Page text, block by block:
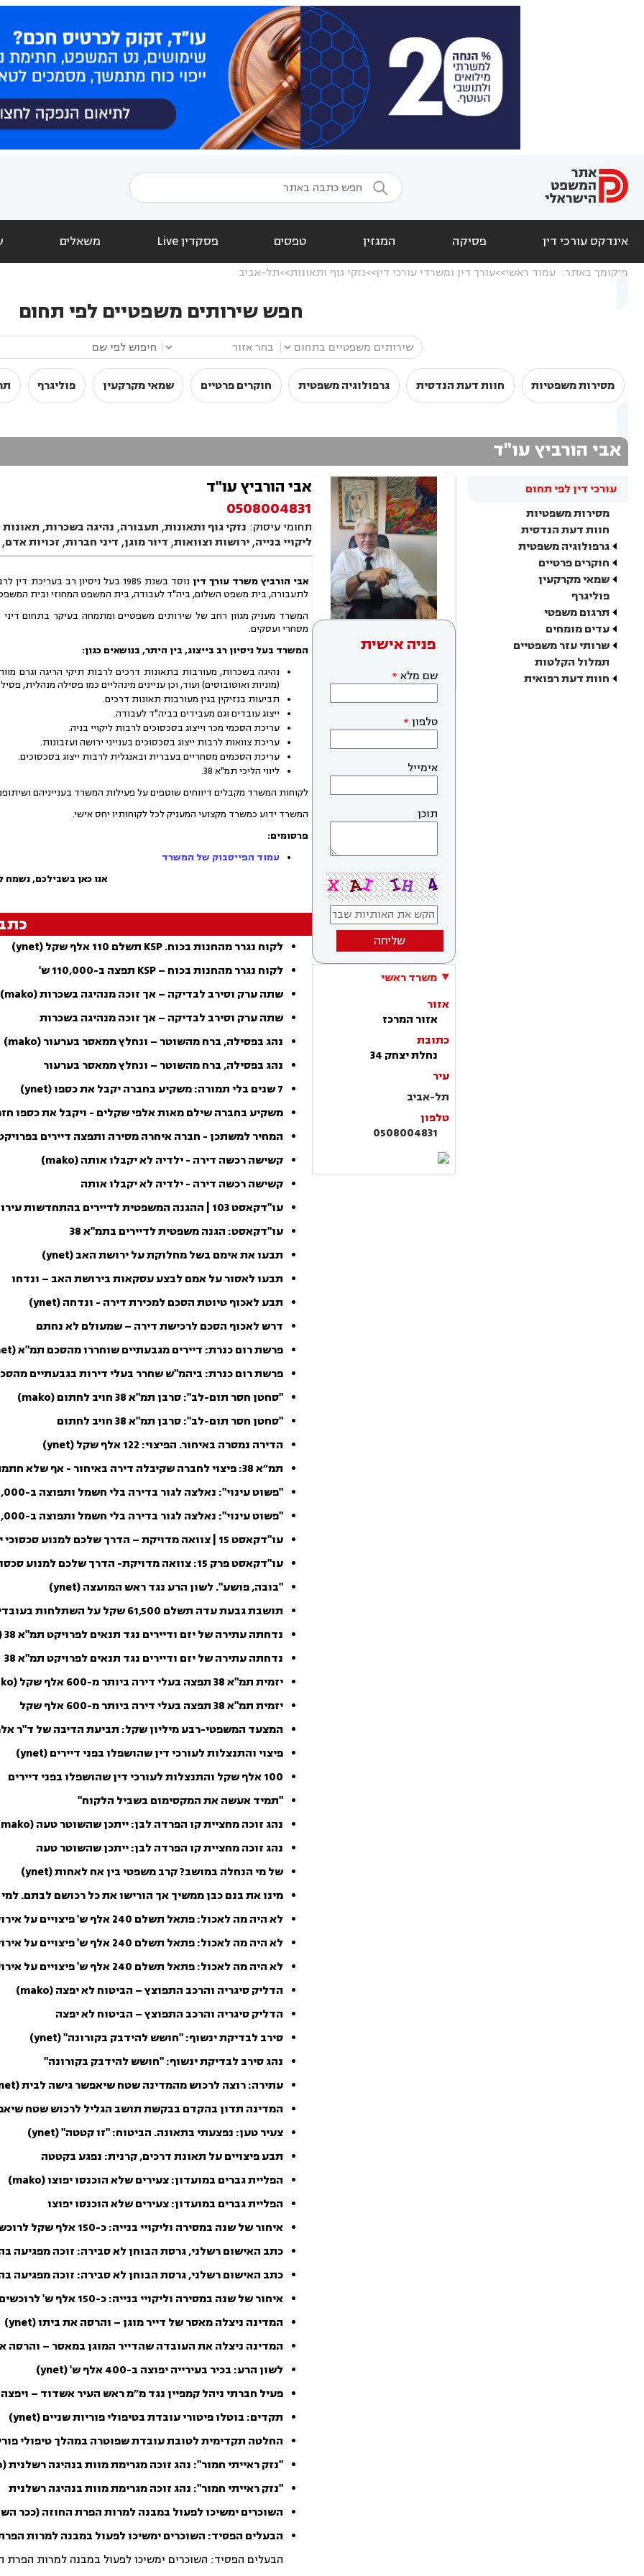

אינדקס עורכי דין פסיקה המגזין טפסים פסקדין Live משאלים
מיקומך באתר: עמוד ראשי עורך דין ומשרדי עורכי דין נזקי גוף ותאונות תל-אביב
חפש שירותים משפטיים לפי תחום
מסירות משפטיות חוות דעת הנדסית גרפולוגיה משפטית חוקרים פרטיים שמאי מקרקעין פוליגרף
אבי הורביץ עו"ד
עורכי דין לפי תחום
מסירות משפטיות
חוות דעת הנדסית
גרפולוגיה משפטית
חוקרים פרטיים
שמאי מקרקעין
פוליגרף
תרגום משפטי
עדים מומחים
שרותי עזר משפטיים
תמלול הקלטות
חוות דעת רפואית
פניה אישית
שם מלא
טלפון
אימייל
תוכן
שליחה
משרד ראשי
אזור
אזור המרכז
כתובת
נחלת יצחק 34
עיר
תל-אביב
טלפון
0508004831
אבי הורביץ עו"ד
0508004831
תחומי עיסוק: נזקי גוף ותאונות, תעבורה, נהיגה בשכרות, תאונות
ליקויי בנייה,ירושות וצוואות, דיור מוגן, דיני חברות, זכויות אדם,
אבי הורביץ משרד עורך דין
נוסד בשנת 1985 בעל ניסיון רב
לתעבורה, בית משפט השלום, ביה"ד לעבודה, בית המשפט המחוזי ובית המשפט
המשרד מעניק מגוון רחב של שירותים משפטיים ומתמחה בעיקר בתחום דיני
מסחרי ועסקים.
המשרד בעל ניסיון רב בייצוג, בין היתר, בנושאים כגון:
נהיגה בשכרות, מעורבות בתאונות דרכים לרבות תיקי הריגה וגרם
(מוניות ואוטובוסים) ועוד, וכן עניינים מינהליים כמו פסילה
תביעות בנזיקין בגין מעורבות תאונות דרכים.
ייצוג עובדים וגם מעבידים בביה"ד לעבודה.
עריכת הסכמי מכר וייצוג בסכסוכים לרבות ליקויי בניה.
עריכת צוואות לרבות ייצוג בסכסוכים בענייני ירושה ועזבונות.
עריכת הסכמים מסחריים בעברית ובאנגלית לרבות ייצוג בסכסוכים.
ליווי הליכי תמ"א 38.
לקוחות המשרד מקבלים דיווחים שוטפים על פעילות המשרד בענייניהם
המשרד ידוע כמשרד מקצועי המעניק לכל לקוחותיו יחס אישי.
פרסומים:
עמוד הפייסבוק של המשרד
אנו כאן בשבילכם,
לקוח נגרר מהחנות בכוח. KSP תשלם 110 אלף שקל (ynet)
לקוח נגרר מהחנות בכוח – KSP תפצה ב-110,000 ש'
שתה ערק וסירב לבדיקה – אך זוכה מנהיגה בשכרות (mako)
שתה ערק וסירב לבדיקה – אך זוכה מנהיגה בשכרות
נהג בפסילה, ברח מהשוטר – ונחלץ ממאסר בערעור (mako)
נהג בפסילה, ברח מהשוטר – ונחלץ ממאסר בערעור
7 שנים בלי תמורה: משקיע בחברה יקבל את כספו (ynet)
משקיע בחברה שילם מאות אלפי שקלים - ויקבל את כספו
המחיר למשתכן - חברה איחרה מסירה ותפצה דיירים
קשישה רכשה דירה - ילדיה לא יקבלו אותה (mako)
קשישה רכשה דירה - ילדיה לא יקבלו אותה
עו"דקאסט 103 | ההגנה המשפטית לדיירים בהתחדשות עירונית (mako)
עו"דקאסט: הגנה משפטית לדיירים בתמ"א 38
תבעו את אימם בשל מחלוקת על ירושת האב (ynet)
תבעו לאסור על אמם לבצע עסקאות בירושת האב – ונדחו
תבע לאכוף טיוטת הסכם למכירת דירה - ונדחה (ynet)
דרש לאכוף הסכם לרכישת דירה – שמעולם לא נחתם
פרשת רום כנרת: דיירים מגבעתיים שוחררו מהסכם תמ"א (ynet)
פרשת רום כנרת: ביהמ"ש שחרר בעלי דירות בגבעתיים
"סחטן חסר תום-לב": סרבן תמ"א 38 חויב לחתום (mako)
"סחטן חסר תום-לב": סרבן תמ"א 38 חויב לחתום
הדירה נמסרה באיחור. הפיצוי: 122 אלף שקל (ynet)
תמ״א 38: פיצוי לחברה שקיבלה דירה באיחור - אף שלא חתמה על החוזה
"פשוט עינוי": נאלצה לגור בדירה בלי חשמל ותפוצה ב-125,000 שקל (mako)
"פשוט עינוי": נאלצה לגור בדירה בלי חשמל ותפוצה ב-125,000 ש'
עו"דקאסט 15 | צוואה מדויקת – הדרך שלכם למנוע סכסוכי ירושה (mako)
עו"דקאסט פרק 15: צוואה מדויקת- הדרך שלכם למנוע סכסוכי ירושה
"בובה, פושע". לשון הרע נגד ראש המועצה (ynet)
תושבת גבעת עדה תשלם 61,500 שקל על השתלחות בעובדי המועצה
נדחתה עתירה של יזם ודיירים נגד תנאים לפרויקט תמ"א 38 (mako)
נדחתה עתירה של יזם ודיירים נגד תנאים לפרויקט תמ"א 38
יזמית תמ"א 38 תפצה בעלי דירה ביותר מ-600 אלף שקל (mako)
יזמית תמ"א 38 תפצה בעלי דירה ביותר מ-600 אלף שקל
המצעד המשפטי-רבע מיליון שקל: תביעת הדיבה של ד"ר
פיצוי והתנצלות לעורכי דין שהושפלו בפני דיירים (ynet)
100 אלף שקל והתנצלות לעורכי דין שהושפלו בפני דיירים
"תמיד אעשה את המקסימום בשביל הלקוח"
נהג זוכה מחציית קו הפרדה לבן: ייתכן שהשוטר טעה (mako)
נהג זוכה מחציית קו הפרדה לבן: ייתכן שהשוטר טעה
של מי הנחלה במושב? קרב משפטי בין אח לאחות (ynet)
מינו את בנם כבן ממשיך אך הורישו את כל רכושם לבתם.
לא היה מה לאכול: פתאל תשלם 240 אלף ש' פיצויים על אירוע כושל (mako)
לא היה מה לאכול: פתאל תשלם 240 אלף ש' פיצויים על אירוע כושל (אתר החדשות N12)
לא היה מה לאכול: פתאל תשלם 240 אלף ש' פיצויים על אירוע כושל
הדליק סיגריה והרכב התפוצץ – הביטוח לא יפצה (mako)
הדליק סיגריה והרכב התפוצץ – הביטוח לא יפצה
סירב לבדיקת ינשוף: "חושש להידבק בקורונה" (ynet)
נהג סירב לבדיקת ינשוף: "חושש להידבק בקורונה"
עתירה: רוצה לרכוש מהמדינה שטח שיאפשר גישה לבית (ynet)
המדינה תדון בהקדם בבקשת תושב הגליל לרכוש שטח
צעיר טען: נפצעתי בתאונה. הביטוח: "זו קטטה" (ynet)
תבע פיצויים על תאונת דרכים, קרנית: נפגע בקטטה
הפליית גברים במועדון: צעירים שלא הוכנסו יפוצו (mako)
הפליית גברים במועדון: צעירים שלא הוכנסו יפוצו
איחור של שנה במסירה וליקויי בנייה: כ-150 אלף שקל לרוכשים (מאקו)
כתב האישום רשלני, גרסת הבוחן לא סבירה: זוכה מפגיעה
כתב האישום רשלני, גרסת הבוחן לא סבירה: זוכה מפגיעה
איחור של שנה במסירה וליקויי בנייה: כ-150 אלף ש' לרוכשים
המדינה ניצלה מאסר של דייר מוגן – והרסה את ביתו (ynet)
המדינה ניצלה את העובדה שהדייר המוגן במאסר – והרסה
לשון הרע: בכיר בעירייה יפוצה ב-400 אלף ש' (ynet)
פעיל חברתי ניהל קמפיין נגד מ״מ ראש העיר אשדוד – ויפצה ב-400,000
תקדים: בוטלו פיטורי עובדת בטיפולי פוריות שניים (ynet)
החלטה תקדימית לטובת עובדת שפוטרה במהלך טיפולי
"נזק ראייתי חמור": נהג זוכה מגרימת מוות בנהיגה רשלנית (mako)
"נזק ראייתי חמור": נהג זוכה מגרימת מוות בנהיגה רשלנית
השוכרים ימשיכו לפעול במבנה למרות הפרת החוזה (ככר
הבעלים הפסיד: השוכרים ימשיכו לפעול במבנה למרות
הבעלים הפסיד: השוכרים ימשיכו לפעול במבנה למרות הפרת